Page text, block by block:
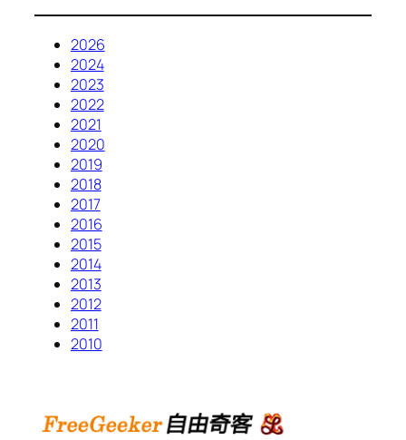
2026
2024
2023
2022
2021
2020
2019
2018
2017
2016
2015
2014
2013
2012
2011
2010